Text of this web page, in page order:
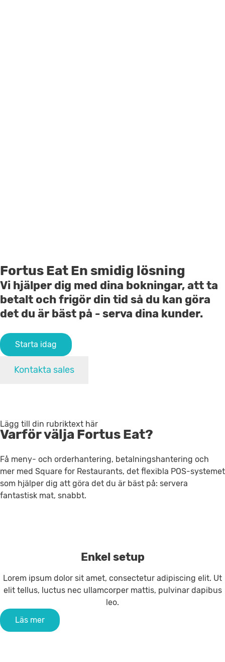
Fortus EatEn smidig lösning
Vi hjälper dig med dina bokningar, att ta
betalt och frigör din tid så du kan göra
det du är bäst på - serva dina kunder.
Starta idag
Kontakta sales
Lägg till din rubriktext här
Varför välja Fortus Eat?
Få meny- och orderhantering, betalningshantering och
mer med Square for Restaurants, det flexibla POS-systemet
som hjälper dig att göra det du är bäst på: servera
fantastisk mat, snabbt.
Enkel setup
Lorem ipsum dolor sit amet, consectetur adipiscing elit. Ut
elit tellus, luctus nec ullamcorper mattis, pulvinar dapibus
leo.
Läs mer